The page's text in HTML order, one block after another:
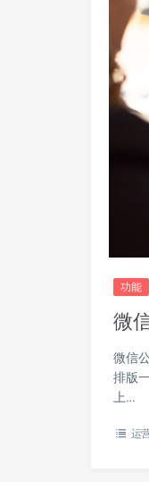
功能
微
微信
排版
上…
运